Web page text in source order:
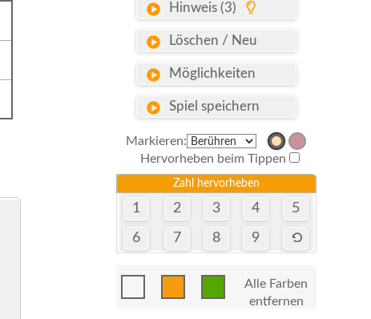
Hinweis (3)
Löschen / Neu
Möglichkeiten
Spiel speichern
Markieren:
Hervorheben beim Tippen
Zahl hervorheben
1 2 3 4 5
6 7 8 9
Alle Farben
entfernen